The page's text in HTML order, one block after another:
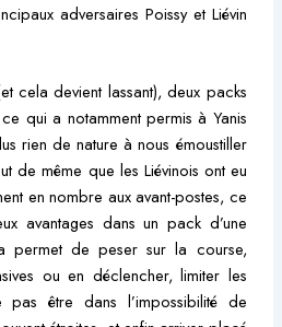
adversaires Poissy et Liévin
cela devient lassant), deux packs
qui a notamment permis à Yanis
rien de nature à nous émoustiller
de même que les Liévinois ont eu
en nombre aux avant-postes, ce
avantages dans un pack d’une
permet de peser sur la course,
ou en déclencher, limiter les
être dans l’impossibilité de